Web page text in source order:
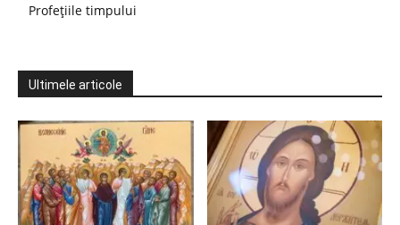
Profețiile timpului
Ultimele articole